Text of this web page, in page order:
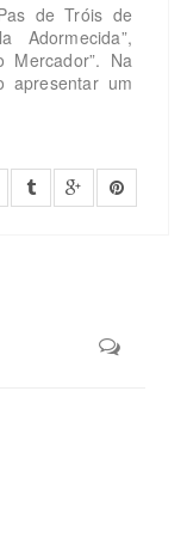
de Tróis de
Adormecida”,
Mercador”. Na
apresentar um